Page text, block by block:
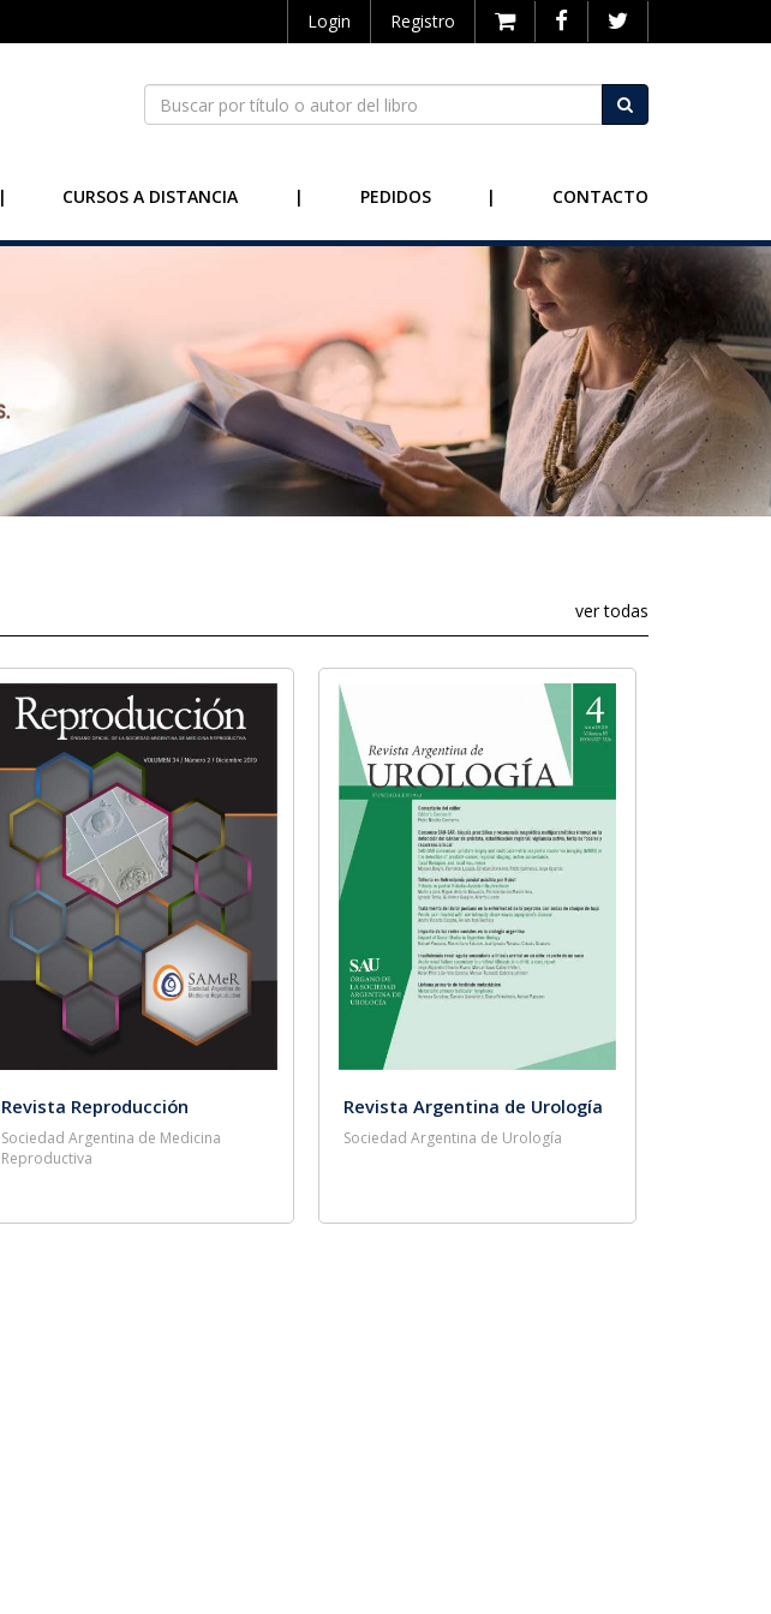
Login Registro
| CURSOS A DISTANCIA | PEDIDOS | CONTACTO
ver todas
Revista Reproducción
Sociedad Argentina de Medicina
Reproductiva
Revista Argentina de Urología
Sociedad Argentina de Urología